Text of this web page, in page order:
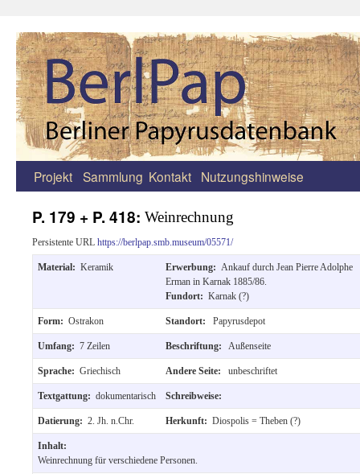
Zum
springen
Projekt Sammlung Kontakt Nutzungshinweise
P. 179 + P. 418: Weinrechnung
Persistente URL https://berlpap.smb.museum/05571/
Material: Keramik Erwerbung: Ankauf durch Jean Pierre Adolphe
Erman in Karnak 1885/86.
Fundort: Karnak (?)
Form: Ostrakon Standort: Papyrusdepot
Umfang: 7 Zeilen Beschriftung: Außenseite
Sprache: Griechisch Andere Seite: unbeschriftet
Textgattung: dokumentarisch Schreibweise:
Datierung: 2. Jh. n.Chr. Herkunft: Diospolis = Theben (?)
Inhalt:
Weinrechnung für verschiedene Personen.